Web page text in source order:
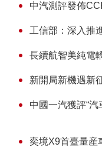
中汽測評發佈
工信部：深入推
長續航智美純電
新開局新機遇新
中國一汽獲評“
奕境X9首臺量産